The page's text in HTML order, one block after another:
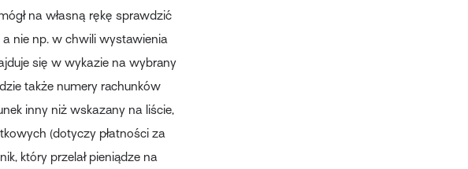
na własną rękę sprawdzić
nie np. w chwili wystawienia
się w wykazie na wybrany
także numery rachunków
inny niż wskazany na liście,
(dotyczy płatności za
który przelał pieniądze na